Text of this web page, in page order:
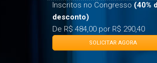
Inscritos no Congresso
desconto)
De R$ 484,00 por R$ 290,40